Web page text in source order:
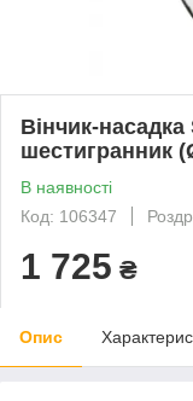
Вінчик-
шестигранник
В наявності
Код: 106347
1 725 ₴
Опис